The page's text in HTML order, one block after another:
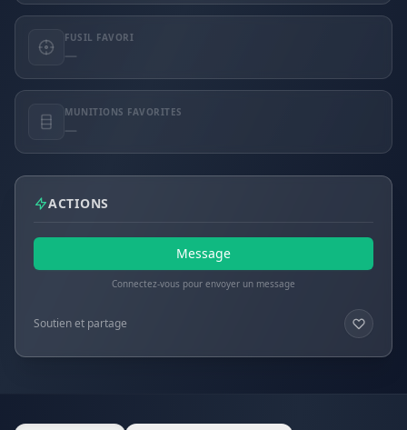
FUSIL FAVORI
—
MUNITIONS FAVORITES
—
ACTIONS
Message
Connectez-vous pour envoyer un message
Soutien et partage